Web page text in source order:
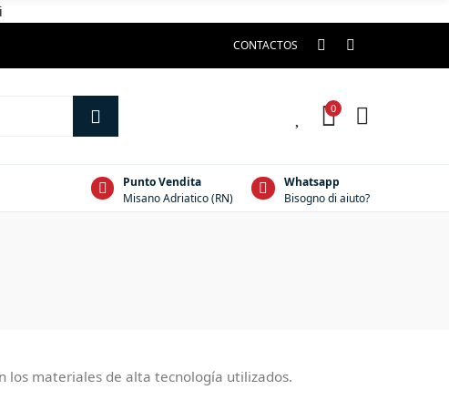
CONTACTOS
0
Punto Vendita
Misano Adriatico (RN)
Whatsapp
Bisogno di aiuto?
los materiales de alta tecnología utilizados.